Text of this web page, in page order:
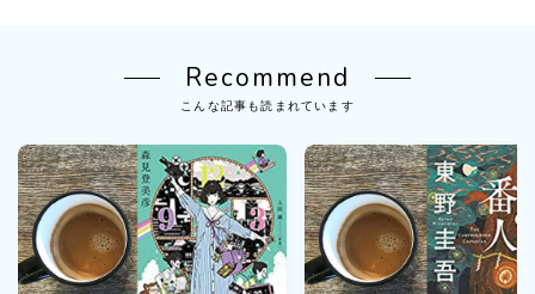
Recommend
こんな記事も読まれています